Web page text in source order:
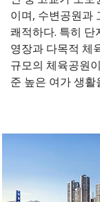
이며, 수변공원과
쾌적하다. 특히 단
영장과 다목적 체
규모의 체육공원
준 높은 여가 생활